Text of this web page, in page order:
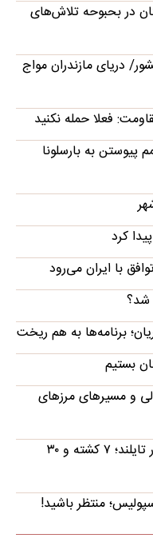
در بحبوحه تلاش‌های
دریای مازندران مواج
فعلا حمله نکنید
پیوستن به بارسلونا
کرد
شد؟
برنامه‌ها به هم ریخت
بستیم
و مسیرهای مرزهای
جزئیات تیراندازی در مدرسه‌ای در تایلند؛ ۷ کشته و ۳۰
منتظر باشید!